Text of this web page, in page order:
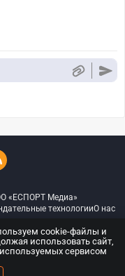
«ЕСПОРТ Медиа»
технологииО нас
защищены
cookie-файлы и
использовать сайт,
сервисом